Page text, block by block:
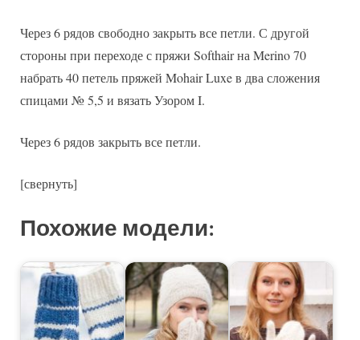
Через 6 рядов свободно закрыть все петли. С другой
стороны при переходе с пряжи Softhair на Merino 70
набрать 40 петель пряжей Mohair Luxe в два сложения
спицами № 5,5 и вязать Узором I.
Через 6 рядов закрыть все петли.
[свернуть]
Похожие модели: